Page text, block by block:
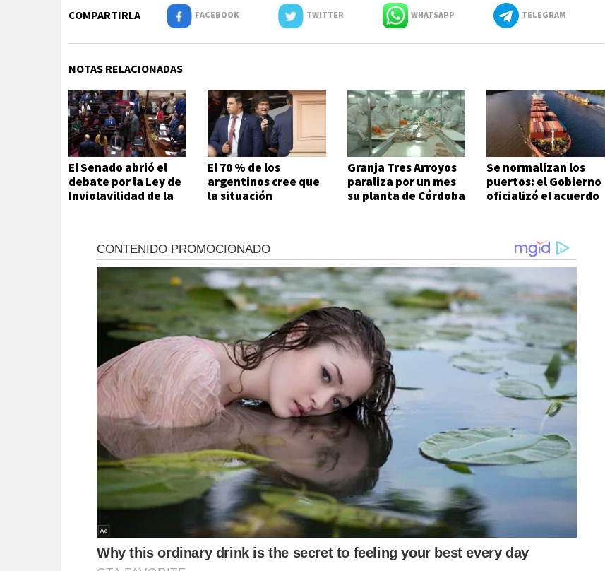
COMPARTIRLA FACEBOOK TWITTER WHATSAPP TELEGRAM
NOTAS RELACIONADAS
El Senado abrió el
debate por la Ley de
Inviolavilidad de la
El 70 % de los
argentinos cree que
la situación
Granja Tres Arroyos
paraliza por un mes
su planta de Córdoba
Se normalizan los
puertos: el Gobierno
oficializó el acuerdo